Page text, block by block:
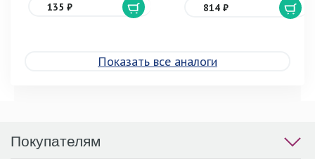
135 ₽ 814 ₽
Показать все аналоги
Покупателям